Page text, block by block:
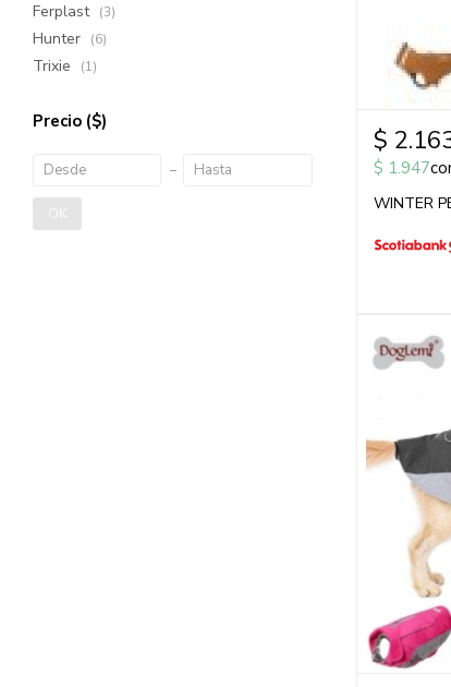
$
$ 1.947
WINTER
Ferplast (3)
Hunter (6)
Trixie (1)
Precio ($)
OK